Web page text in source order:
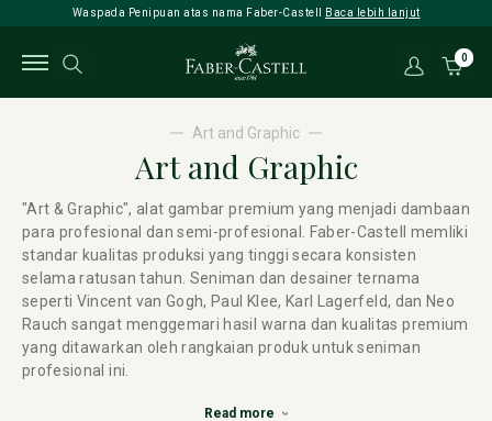
Waspada Penipuan atas nama Faber-Castell Baca lebih lanjut
0
Art and Graphic
Art and Graphic
"Art & Graphic", alat gambar premium yang menjadi dambaan
para profesional dan semi-profesional. Faber-Castell memliki
standar kualitas produksi yang tinggi secara konsisten
selama ratusan tahun. Seniman dan desainer ternama
seperti Vincent van Gogh, Paul Klee, Karl Lagerfeld, dan Neo
Rauch sangat menggemari hasil warna dan kualitas premium
yang ditawarkan oleh rangkaian produk untuk seniman
profesional ini.
Read more